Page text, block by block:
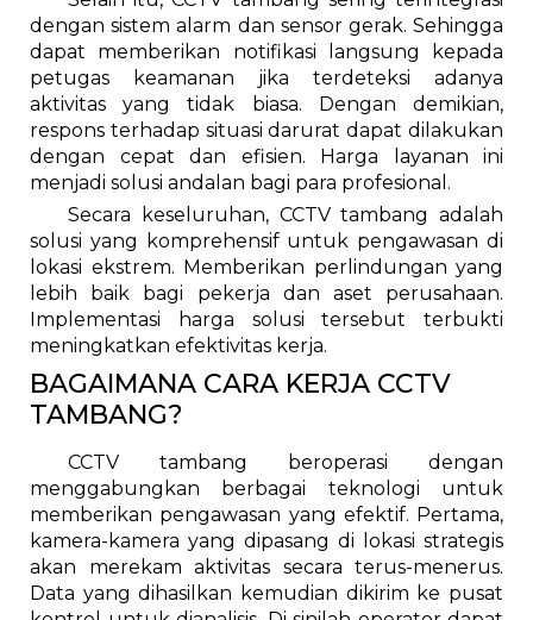
dengan sistem alarm dan sensor gerak. Sehingga
dapat memberikan notifikasi langsung kepada
petugas keamanan jika terdeteksi adanya
aktivitas yang tidak biasa. Dengan demikian,
respons terhadap situasi darurat dapat dilakukan
dengan cepat dan efisien. Harga layanan ini
menjadi solusi andalan bagi para profesional.
Secara keseluruhan, CCTV tambang adalah
solusi yang komprehensif untuk pengawasan di
lokasi ekstrem. Memberikan perlindungan yang
lebih baik bagi pekerja dan aset perusahaan.
Implementasi harga solusi tersebut terbukti
meningkatkan efektivitas kerja.
BAGAIMANA CARA KERJA CCTV
TAMBANG?
CCTV tambang beroperasi dengan
menggabungkan berbagai teknologi untuk
memberikan pengawasan yang efektif. Pertama,
kamera-kamera yang dipasang di lokasi strategis
akan merekam aktivitas secara terus-menerus.
Data yang dihasilkan kemudian dikirim ke pusat